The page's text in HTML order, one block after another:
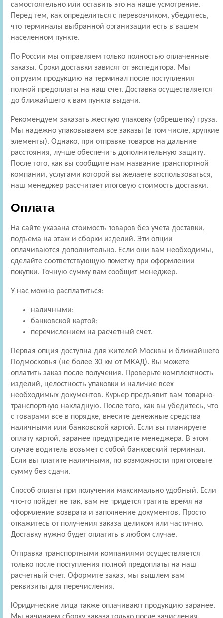
самостоятельно или оставить это на наше усмотрение.
Перед тем, как определиться с перевозчиком, убедитесь,
что терминалы выбранной организации есть в вашем
населенном пункте.
По России мы отправляем только полностью оплаченные
заказы. Сроки доставки зависят от экспедитора. Мы
отгрузим продукцию на терминал после поступления
полной предоплаты на наш счет. Доставка осуществляется
до ближайшего к вам пункта выдачи.
Рекомендуем заказать жесткую упаковку (обрешетку) груза.
Мы надежно упаковываем все заказы (в том числе, хрупкие
элементы). Однако, при отправке товаров на дальние
расстояния, лучше обеспечить дополнительную защиту.
После того, как вы сообщите нам название транспортной
компании, услугами которой вы желаете воспользоваться,
наш менеджер рассчитает итоговую стоимость доставки.
Оплата
На сайте указана стоимость товаров без учета доставки,
подъема на этаж и сборки изделий. Эти опции
оплачиваются дополнительно. Если они вам необходимы,
сделайте соответствующую пометку при оформлении
покупки. Точную сумму вам сообщит менеджер.
У нас можно расплатиться:
наличными;
банковской картой;
перечислением на расчетный счет.
Первая опция доступна для жителей Москвы и ближайшего
Подмосковья (не более 30 км от МКАД). Вы можете
оплатить заказ после получения. Проверьте комплектность
изделий, целостность упаковки и наличие всех
необходимых документов. Курьер предъявит вам товарно-
транспортную накладную. После того, как вы убедитесь, что
с товарами все в порядке, внесите денежные средства
наличными или банковской картой. Если вы планируете
оплату картой, заранее предупредите менеджера. В этом
случае водитель возьмет с собой банковский терминал.
Если вы платите наличными, по возможности приготовьте
сумму без сдачи.
Способ оплаты при получении максимально удобный. Если
что-то пойдет не так, вам не придется тратить время на
оформление возврата и заполнение документов. Просто
откажитесь от получения заказа целиком или частично.
Доставку нужно будет оплатить в любом случае.
Отправка транспортными компаниями осуществляется
только после поступления полной предоплаты на наш
расчетный счет. Оформите заказ, мы вышлем вам
реквизиты для перечисления.
Юридические лица также оплачивают продукцию заранее.